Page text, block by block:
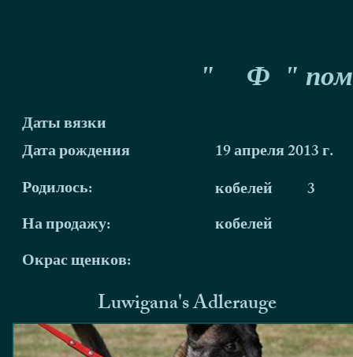
" Ф "
Даты вязки
Дата рождения
19 апреля 2013 г.
Родилось:
кобелей
3
На продажу:
кобелей
Окрас щенков:
Luwigana's Adlerauge